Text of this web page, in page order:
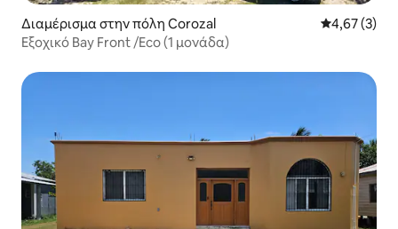
Διαμέρισμα στην πόλη Corozal Μέση
4,67 (3)
Εξοχικό Bay Front /Eco (1 μονάδα)